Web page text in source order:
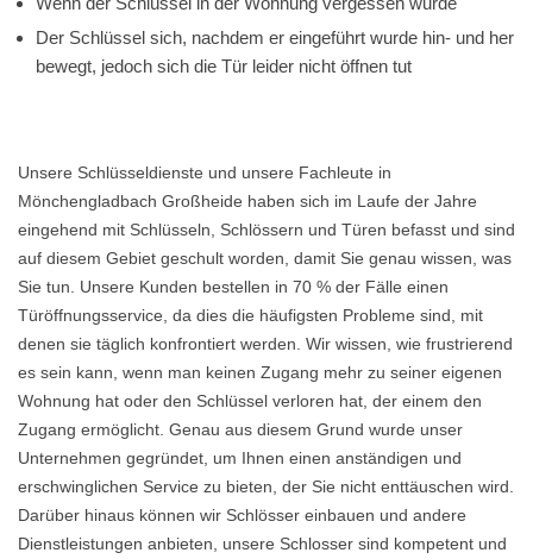
Der Schlüssel sich, nachdem er eingeführt wurde hin- und her
bewegt, jedoch sich die Tür leider nicht öffnen tut
Unsere Schlüsseldienste und unsere Fachleute in
Mönchengladbach Großheide haben sich im Laufe der Jahre
eingehend mit Schlüsseln, Schlössern und Türen befasst und sind
auf diesem Gebiet geschult worden, damit Sie genau wissen, was
Sie tun. Unsere Kunden bestellen in 70 % der Fälle einen
Türöffnungsservice, da dies die häufigsten Probleme sind, mit
denen sie täglich konfrontiert werden. Wir wissen, wie frustrierend
es sein kann, wenn man keinen Zugang mehr zu seiner eigenen
Wohnung hat oder den Schlüssel verloren hat, der einem den
Zugang ermöglicht. Genau aus diesem Grund wurde unser
Unternehmen gegründet, um Ihnen einen anständigen und
erschwinglichen Service zu bieten, der Sie nicht enttäuschen wird.
Darüber hinaus können wir Schlösser einbauen und andere
Dienstleistungen anbieten, unsere Schlosser sind kompetent und